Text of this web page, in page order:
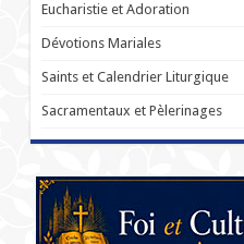
Eucharistie et Adoration
Dévotions Mariales
Saints et Calendrier Liturgique
Sacramentaux et Pèlerinages